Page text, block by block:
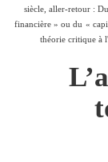
siècle, aller-retour :
financière » ou du «
théorie critique à